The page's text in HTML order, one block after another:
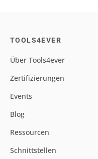
TOOLS4EVER
Über Tools4ever
Zertifizierungen
Events
Blog
Ressourcen
Schnittstellen